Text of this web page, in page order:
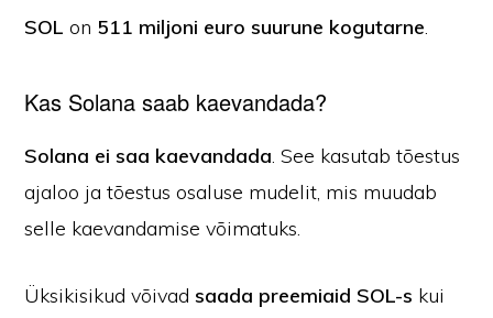
SOL on 511 miljoni euro suurune kogutarne.
Kas Solana saab kaevandada?
Solana ei saa kaevandada. See kasutab tõestus
ajaloo ja tõestus osaluse mudelit, mis muudab
selle kaevandamise võimatuks.
Üksikisikud võivadsaada preemiaid SOL-s kui